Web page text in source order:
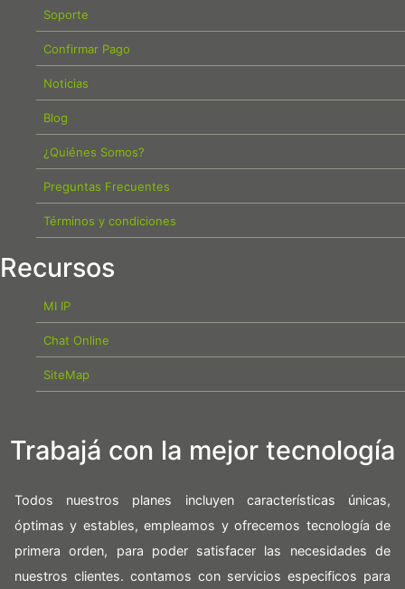
Soporte
Confirmar Pago
Noticias
Blog
¿Quiénes Somos?
Preguntas Frecuentes
Términos y condiciones
Recursos
MI IP
Chat Online
SiteMap
Trabajá con la mejor tecnología
Todos nuestros planes incluyen características únicas,
óptimas y estables, empleamos y ofrecemos tecnología de
primera orden, para poder satisfacer las necesidades de
nuestros clientes. contamos con servicios especificos para